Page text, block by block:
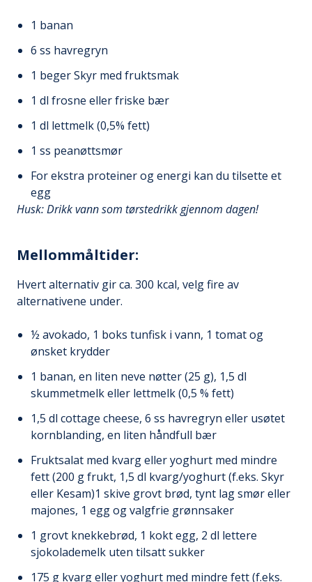
1 banan
6 ss havregryn
1 beger Skyr med fruktsmak
1 dl frosne eller friske bær
1 dl lettmelk (0,5% fett)
1 ss peanøttsmør
For ekstra proteiner og energi kan du tilsette et
egg
Husk: Drikk vann som tørstedrikk gjennom dagen!
Mellommåltider:
Hvert alternativ gir ca. 300 kcal, velg fire av
alternativene under.
½ avokado, 1 boks tunfisk i vann, 1 tomat og
ønsket krydder
1 banan, en liten neve nøtter (25 g), 1,5 dl
skummetmelk eller lettmelk (0,5 % fett)
1,5 dl cottage cheese, 6 ss havregryn eller usøtet
kornblanding, en liten håndfull bær
Fruktsalat med kvarg eller yoghurt med mindre
fett (200 g frukt, 1,5 dl kvarg/yoghurt (f.eks. Skyr
eller Kesam)1 skive grovt brød, tynt lag smør eller
majones, 1 egg og valgfrie grønnsaker
1 grovt knekkebrød, 1 kokt egg, 2 dl lettere
sjokolademelk uten tilsatt sukker
175 g kvarg eller yoghurt med mindre fett (f.eks.